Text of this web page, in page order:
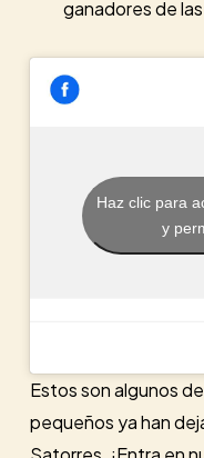
ganadores de
Haz clic para
y
Estos son algunos
pequeños ya han